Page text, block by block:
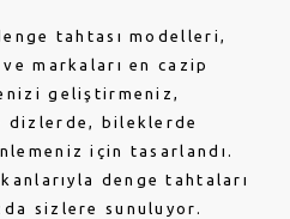
tahtası modelleri,
markaları en cazip
geliştirmeniz,
dizlerde, bileklerde
için tasarlandı.
denge tahtaları
sizlere sunuluyor.